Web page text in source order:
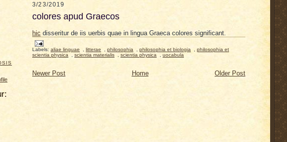
3/23/2019
colores apud Graecos
hic disseritur de iis uerbis quae in lingua Graeca colores significant.
Labels: aliae linguae litterae philosophia philosophia et biologia
philosophia et
scientia physica
scientia materialis scientia physica uocabula
Newer Post Older Post
Home